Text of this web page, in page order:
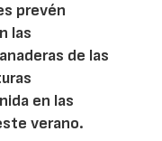
prevén
las
de las
en las
verano.